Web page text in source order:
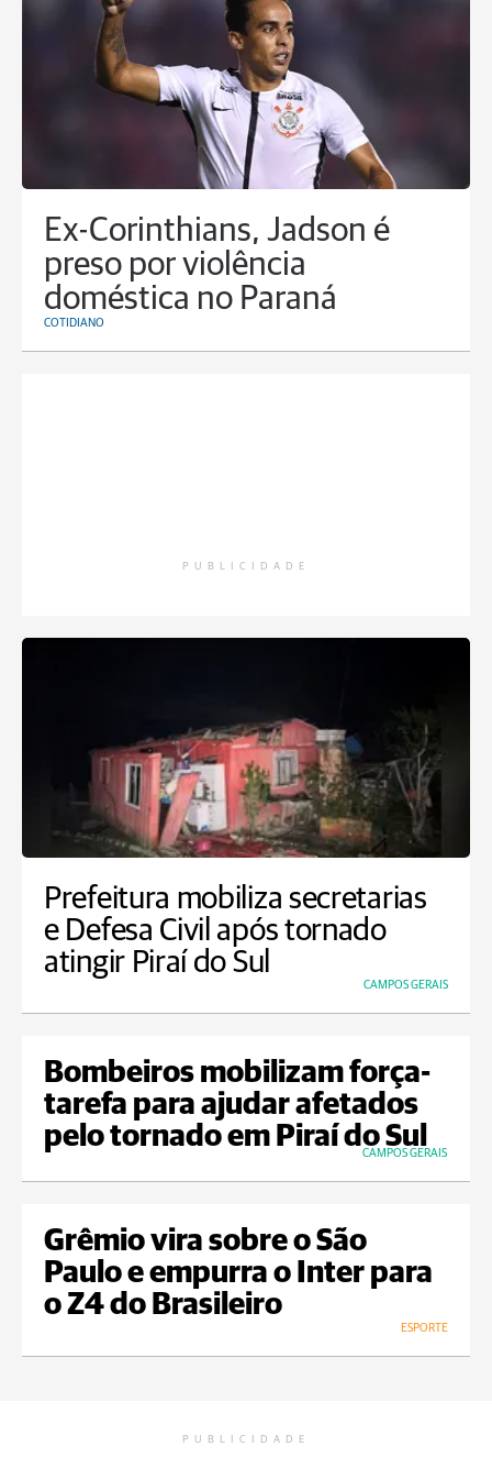
Ex-Corinthians, Jadson é
preso por violência
doméstica no Paraná
COTIDIANO
PUBLICIDADE
Prefeitura mobiliza secretarias
e Defesa Civil após tornado
atingir Piraí do Sul
CAMPOS GERAIS
Bombeiros mobilizam força-
tarefa para ajudar afetados
pelo tornado em Piraí do Sul
CAMPOS GERAIS
Grêmio vira sobre o São
Paulo e empurra o Inter para
o Z4 do Brasileiro
ESPORTE
PUBLICIDADE